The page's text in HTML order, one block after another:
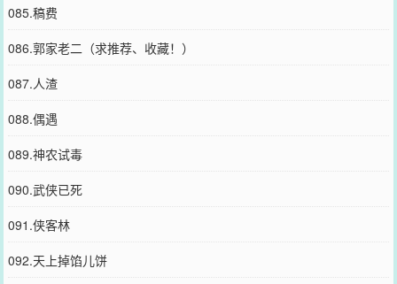
085.稿费
086.郭家老二（求推荐、收藏！）
087.人渣
088.偶遇
089.神农试毒
090.武侠已死
091.侠客林
092.天上掉馅儿饼